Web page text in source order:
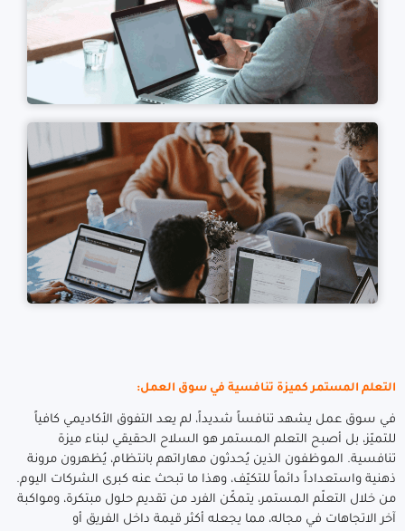
التعلم المستمر كميزة تنافسية في سوق العمل:
في سوق عمل يشهد تنافساً شديداً، لم يعد التفوق الأكاديمي كافياً
للتميّز، بل أصبح التعلم المستمر هو السلاح الحقيقي لبناء ميزة
تنافسية. الموظفون الذين يُحدثون مهاراتهم بانتظام، يُظهرون مرونة
ذهنية واستعداداً دائماً للتكيّف، وهذا ما تبحث عنه كبرى الشركات اليوم.
من خلال التعلّم المستمر، يتمكّن الفرد من تقديم حلول مبتكرة، ومواكبة
آخر الاتجاهات في مجاله، مما يجعله أكثر قيمة داخل الفريق أو